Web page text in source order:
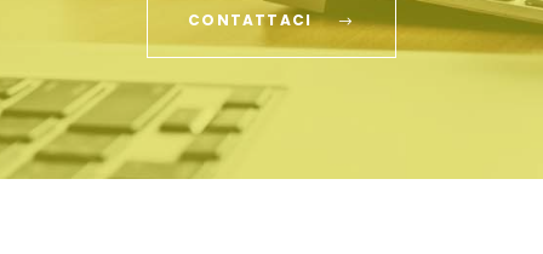
CONTATTACI